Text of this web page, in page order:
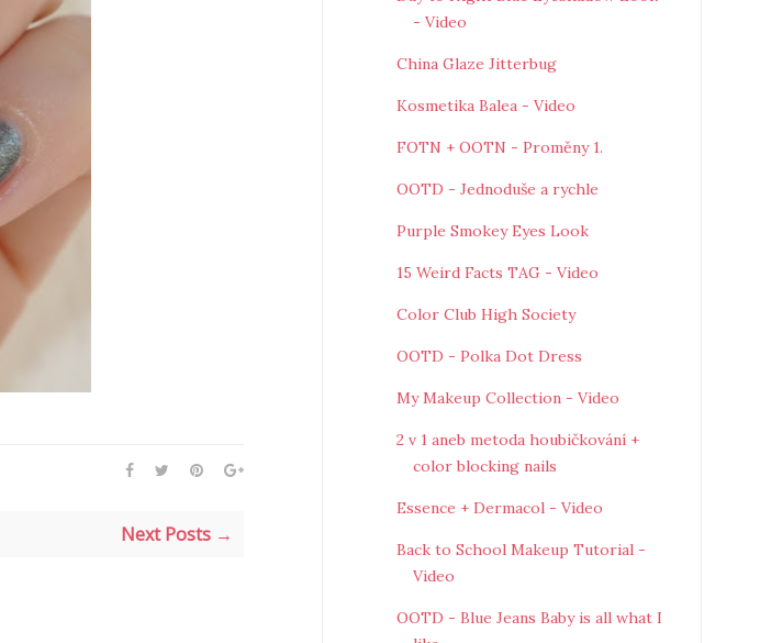
Next Posts →
- Video
China Glaze Jitterbug
Kosmetika Balea - Video
FOTN + OOTN - Proměny 1.
OOTD - Jednoduše a rychle
Purple Smokey Eyes Look
15 Weird Facts TAG - Video
Color Club High Society
OOTD - Polka Dot Dress
My Makeup Collection - Video
2 v 1 aneb metoda houbičkování +
color blocking nails
Essence + Dermacol - Video
Back to School Makeup Tutorial -
Video
OOTD - Blue Jeans Baby is all what I